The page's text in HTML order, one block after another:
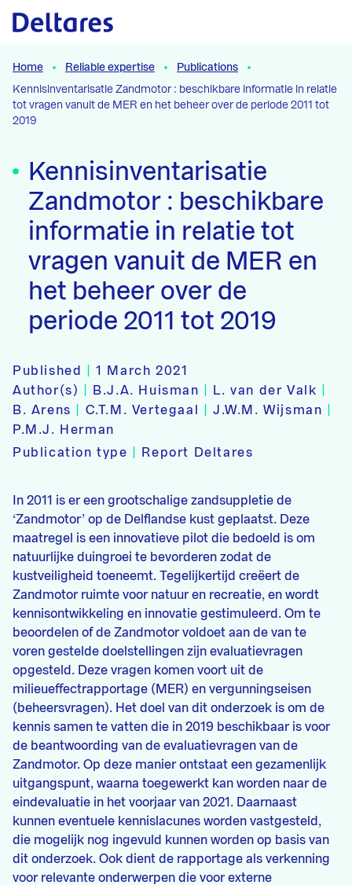
Naar hoofdcontent
Home Reliable expertise
Publications
Kennisinventarisatie Zandmotor : beschikbare informatie in relatie
tot vragen vanuit de MER en het beheer over de periode 2011 tot
2019
Kennisinventarisatie
Zandmotor : beschikbare
informatie in relatie tot
vragen vanuit de MER en
het beheer over de
periode 2011 tot 2019
Published |1 March 2021
Author(s)
B.J.A. Huisman L. van der Valk
B. Arens
C.T.M. Vertegaal |J.W.M. Wijsman
P.M.J. Herman
Publication type
Report Deltares
In 2011 is er een grootschalige zandsuppletie de
‘Zandmotor’ op de Delflandse kust geplaatst. Deze
maatregel is een innovatieve pilot die bedoeld is om
natuurlijke duingroei te bevorderen zodat de
kustveiligheid toeneemt. Tegelijkertijd creëert de
Zandmotor ruimte voor natuur en recreatie, en wordt
kennisontwikkeling en innovatie gestimuleerd. Om te
beoordelen of de Zandmotor voldoet aan de van te
voren gestelde doelstellingen zijn evaluatievragen
opgesteld. Deze vragen komen voort uit de
milieueffectrapportage (MER) en vergunningseisen
(beheersvragen). Het doel van dit onderzoek is om de
kennis samen te vatten die in 2019 beschikbaar is voor
de beantwoording van de evaluatievragen van de
Zandmotor. Op deze manier ontstaat een gezamenlijk
uitgangspunt, waarna toegewerkt kan worden naar de
eindevaluatie in het voorjaar van 2021. Daarnaast
kunnen eventuele kennislacunes worden vastgesteld,
die mogelijk nog ingevuld kunnen worden op basis van
dit onderzoek. Ook dient de rapportage als verkenning
voor relevante onderwerpen die voor externe